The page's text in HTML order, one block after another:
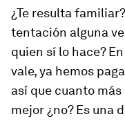
¿Te resulta
tentación alguna
quien sí lo hace?
vale, ya hemos
así que cuanto
mejor ¿no? Es una